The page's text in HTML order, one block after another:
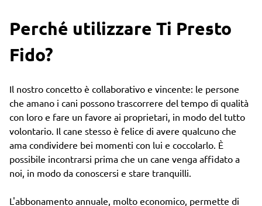
Perché utilizzare Ti Presto
Fido?
Il nostro concetto è collaborativo e vincente: le persone
che amano i cani possono trascorrere del tempo di qualità
con loro e fare un favore ai proprietari, in modo del tutto
volontario. Il cane stesso è felice di avere qualcuno che
ama condividere bei momenti con lui e coccolarlo. È
possibile incontrarsi prima che un cane venga affidato a
noi, in modo da conoscersi e stare tranquilli.
L'abbonamento annuale, molto economico, permette di